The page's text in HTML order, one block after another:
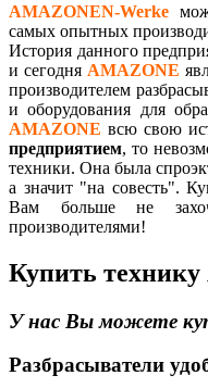
AMAZONEN-Werke
самых опытных
История данного
и сегодня AMAZONE
производителем
и оборудования для
AMAZONE всю свою
предприятием, то
техники. Она была
а значит "на совесть".
Вам больше не
производителями!
Купить
У нас Вы можете
Разбрасыватели